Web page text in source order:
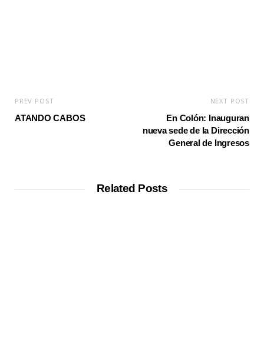
PREV POST
ATANDO CABOS
NEXT POST
En Colón: Inauguran
nueva sede de la Dirección
General de Ingresos
Related Posts